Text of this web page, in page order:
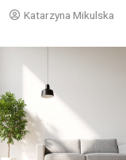
Katarzyna Mikulska